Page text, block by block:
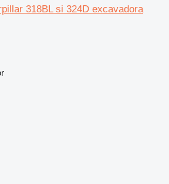
318BL si 324D excavadora